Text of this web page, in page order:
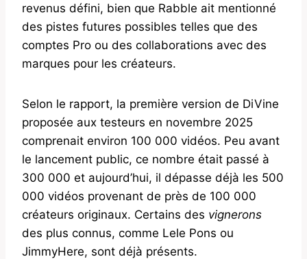
revenus défini, bien que Rabble ait mentionné
des pistes futures possibles telles que des
comptes Pro ou des collaborations avec des
marques pour les créateurs.
Selon le rapport, la première version de DiVine
proposée aux testeurs en novembre 2025
comprenait environ 100 000 vidéos. Peu avant
le lancement public, ce nombre était passé à
300 000 et aujourd’hui, il dépasse déjà les 500
000 vidéos provenant de près de 100 000
créateurs originaux. Certains des vignerons
des plus connus, comme Lele Pons ou
JimmyHere, sont déjà présents.